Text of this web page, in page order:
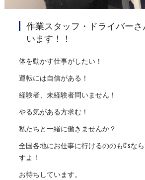
作業スタッフ・ドライバー
います！！
体を動かす仕事がしたい！
運転には自信がある！
経験者、未経験者問いません！
やる気がある方求む！
私たちと一緒に働きませんか？
全国各地にお仕事に行けるののもC'sな
すよ！
お待ちしています。